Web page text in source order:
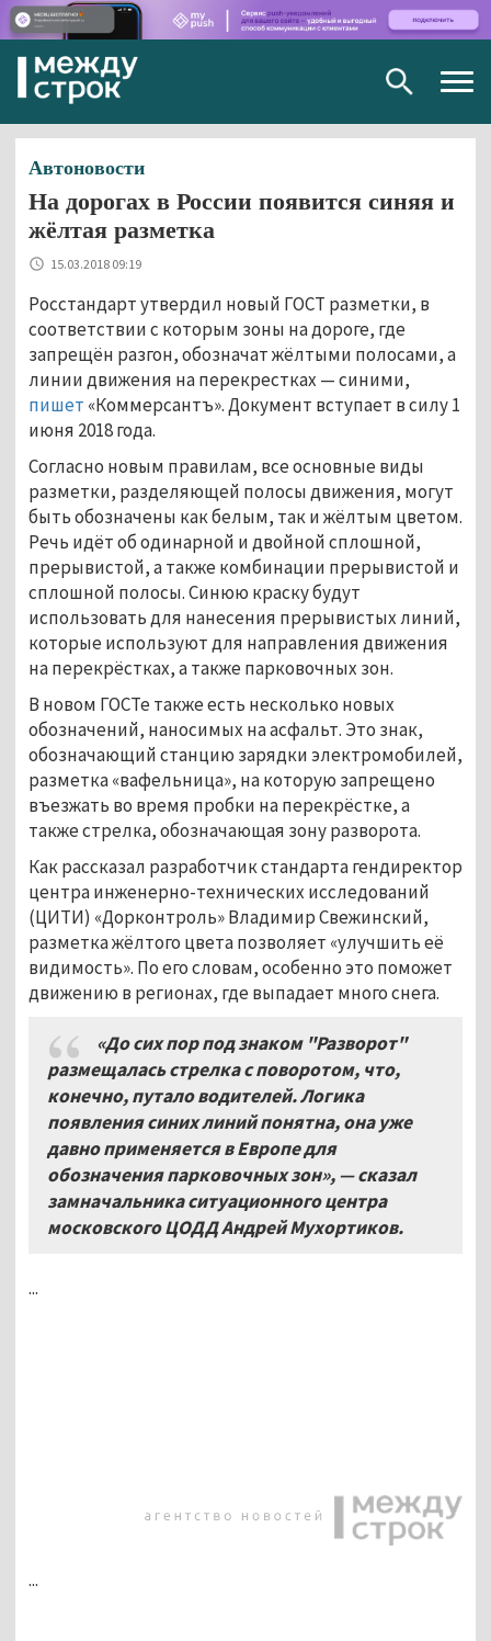
Автоновости
На дорогах в России появится синяя и
жёлтая разметка
15.03.2018 09:19
Росстандарт утвердил новый ГОСТ разметки, в
соответствии с которым зоны на дороге, где
запрещён разгон, обозначат жёлтыми полосами, а
линии движения на перекрестках — синими,
пишет «Коммерсантъ». Документ вступает в силу 1
июня 2018 года.
Согласно новым правилам, все основные виды
разметки, разделяющей полосы движения, могут
быть обозначены как белым, так и жёлтым цветом.
Речь идёт об одинарной и двойной сплошной,
прерывистой, а также комбинации прерывистой и
сплошной полосы. Синюю краску будут
использовать для нанесения прерывистых линий,
которые используют для направления движения
на перекрёстках, а также парковочных зон.
В новом ГОСТе также есть несколько новых
обозначений, наносимых на асфальт. Это знак,
обозначающий станцию зарядки электромобилей,
разметка «вафельница», на которую запрещено
въезжать во время пробки на перекрёстке, а
также стрелка, обозначающая зону разворота.
Как рассказал разработчик стандарта гендиректор
центра инженерно-технических исследований
(ЦИТИ) «Дорконтроль» Владимир Свежинский,
разметка жёлтого цвета позволяет «улучшить её
видимость». По его словам, особенно это поможет
движению в регионах, где выпадает много снега.
«До сих пор под знаком "Разворот"
размещалась стрелка с поворотом, что,
конечно, путало водителей. Логика
появления синих линий понятна, она уже
давно применяется в Европе для
обозначения парковочных зон», — сказал
замначальника ситуационного центра
московского ЦОДД Андрей Мухортиков.
...
...